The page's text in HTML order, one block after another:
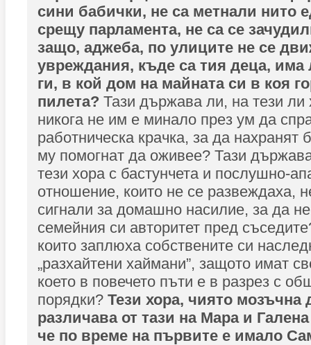
сини бабички, не са метнали нито
срещу парламента, не са се
защо, аджеба, по улиците не се
увреждания, къде са тия деца, има
ги, в кой дом на майната си в коя
пилета? Тази държава ли, на тези ли
никога не им е минало през ум да
работническа крачка, за да нахранят
му помогнат да оживее? Тази
тези хора с бастунчета и послушно-
отношение, които не се развеждаха,
сигнали за домашно насилие, за да
семейния си авторитет пред
които заплюха собствените си
„разхайтени хаймани”, защото имат
което в повечето пъти е в разрез с
порядки? Тези хора, чиято мозъчна
различава от тази на Мара и
че по време на първите е имало